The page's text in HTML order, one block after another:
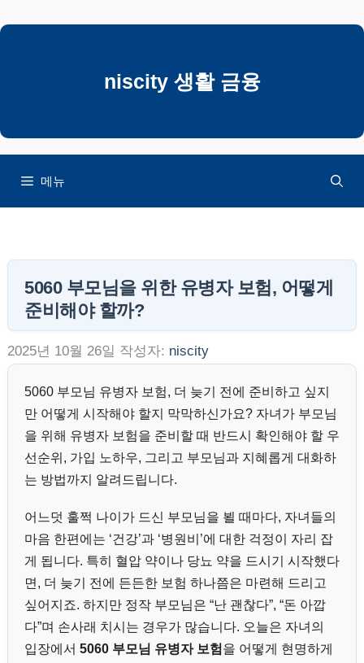
텐
뛰
niscity 생활 금융
메뉴
5060 부모님을 위한 유병자 보험, 어떻게
준비해야 할까?
2025년 10월 26일 작성자: niscity
5060 부모님 유병자 보험, 더 늦기 전에 준비하고 싶지
만 어떻게 시작해야 할지 막막하신가요? 자녀가 부모님
을 위해 유병자 보험을 준비할 때 반드시 확인해야 할 우
선순위, 가입 노하우, 그리고 부모님과 지혜롭게 대화하
는 방법까지 알려드립니다.
어느덧 훌쩍 나이가 드신 부모님을 뵐 때마다, 자녀들의
마음 한편에는 ‘건강’과 ‘병원비’에 대한 걱정이 자리 잡
게 됩니다. 특히 혈압 약이나 당뇨 약을 드시기 시작했다
면, 더 늦기 전에 든든한 보험 하나쯤은 마련해 드리고
싶어지죠. 하지만 정작 부모님은 “난 괜찮다”, “돈 아깝
다”며 손사래 치시는 경우가 많습니다. 오늘은 자녀의
입장에서 5060 부모님 유병자 보험 을 어떻게 현명하게